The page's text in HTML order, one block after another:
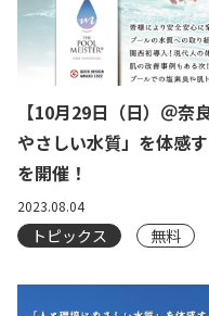
【10月29日（日）＠
やさしい水質」を体感
を開催！
2023.08.04
トピックス 無料